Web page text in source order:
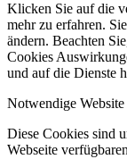
Klicken Sie auf die
mehr zu erfahren.
ändern. Beachten
Cookies
und auf die Dienste
Notwendige
Diese Cookies sind
Webseite